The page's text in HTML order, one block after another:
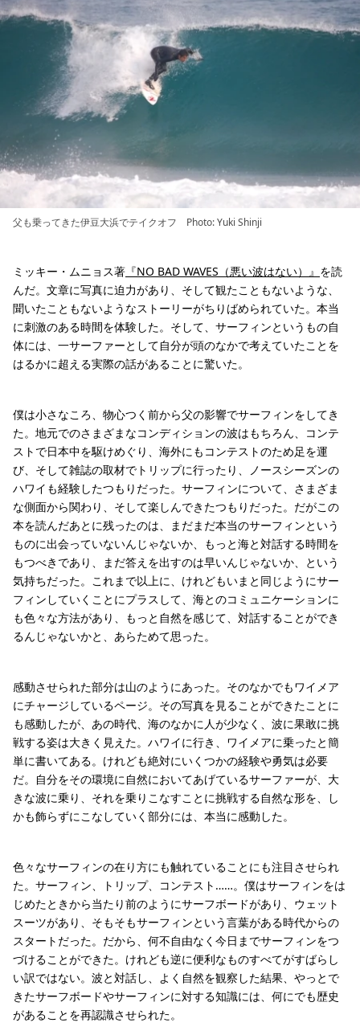
父も乗ってきた伊豆大浜でテイクオフ Photo: Yuki Shinji
ミッキー・ムニョス著 『NO BAD WAVES（悪い波はない）』 を読
んだ。文章に写真に迫力があり、そして観たこともないような、
聞いたこともないようなストーリーがちりばめられていた。本当
に刺激のある時間を体験した。そして、サーフィンというもの自
体には、一サーファーとして自分が頭のなかで考えていたことを
はるかに超える実際の話があることに驚いた。
僕は小さなころ、物心つく前から父の影響でサーフィンをしてき
た。地元でのさまざまなコンディションの波はもちろん、コンテ
ストで日本中を駆けめぐり、海外にもコンテストのため足を運
び、そして雑誌の取材でトリップに行ったり、ノースシーズンの
ハワイも経験したつもりだった。サーフィンについて、さまざま
な側面から関わり、そして楽しんできたつもりだった。だがこの
本を読んだあとに残ったのは、まだまだ本当のサーフィンという
ものに出会っていないんじゃないか、もっと海と対話する時間を
もつべきであり、まだ答えを出すのは早いんじゃないか、という
気持ちだった。これまで以上に、けれどもいまと同じようにサー
フィンしていくことにプラスして、海とのコミュニケーションに
も色々な方法があり、もっと自然を感じて、対話することができ
るんじゃないかと、あらためて思った。
感動させられた部分は山のようにあった。そのなかでもワイメア
にチャージしているページ。その写真を見ることができたことに
も感動したが、あの時代、海のなかに人が少なく、波に果敢に挑
戦する姿は大きく見えた。ハワイに行き、ワイメアに乗ったと簡
単に書いてある。けれども絶対にいくつかの経験や勇気は必要
だ。自分をその環境に自然においてあげているサーファーが、大
きな波に乗り、それを乗りこなすことに挑戦する自然な形を、し
かも飾らずにこなしていく部分には、本当に感動した。
色々なサーフィンの在り方にも触れていることにも注目させられ
た。サーフィン、トリップ、コンテスト……。僕はサーフィンをは
じめたときから当たり前のようにサーフボードがあり、ウェット
スーツがあり、そもそもサーフィンという言葉がある時代からの
スタートだった。だから、何不自由なく今日までサーフィンをつ
づけることができた。けれども逆に便利なものすべてがすばらし
い訳ではない。波と対話し、よく自然を観察した結果、やっとで
きたサーフボードやサーフィンに対する知識には、何にでも歴史
があることを再認識させられた。